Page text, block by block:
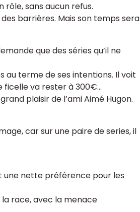
sans aucun refus.
barrières. Mais son temps sera
que des séries qu’il ne
au terme de ses intentions. Il voit
ficelle va rester à 300€...
plaisir de l’ami Aimé Hugon.
car sur une paire de series, il
nette préférence pour les
la race, avec la menace